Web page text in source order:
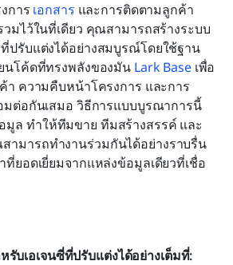
การ เอกสาร และการติดตามลูกค้า
มไว้ในที่เดียว คุณสามารถสร้างระบบ
ที่ปรับแต่งได้อย่างสมบูรณ์โดยใช้ฐาน
นโค้ดที่ทรงพลังของมัน Lark Base เพื่อ
า ความคืบหน้าโครงการ และการ
มต่อกันเสมอ วิธีการแบบบูรณาการนี้
มูล ทำให้ทีมขาย ทีมสร้างสรรค์ และ
มารถทำงานร่วมกันได้อย่างราบรื่น
ยอดเยี่ยมจากแหล่งข้อมูลเดียวที่เชื่อ